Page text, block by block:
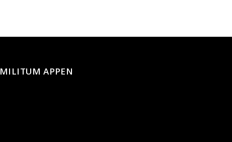
MILITUM APPEN